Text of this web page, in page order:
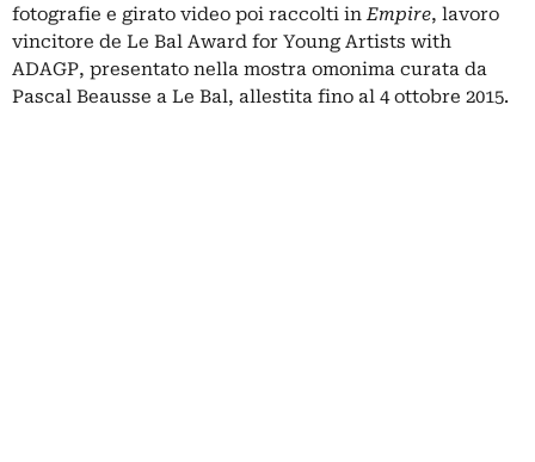
fotografie e girato video poi raccolti inEmpire, lavoro
vincitore de Le Bal Award for Young Artists with
ADAGP, presentato nella mostra omonima curata da
Pascal Beausse a Le Bal, allestita fino al 4 ottobre 2015.